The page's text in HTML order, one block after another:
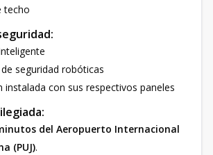
techo
seguridad robóticas
instalada con sus respectivos paneles
del Aeropuerto Internacional
(PUJ).